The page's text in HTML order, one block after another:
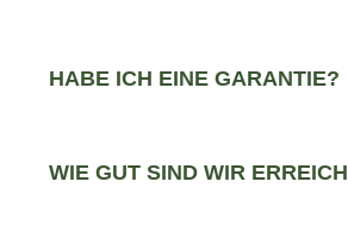
HABE ICH EINE GARANTIE?
WIE GUT SIND WIR